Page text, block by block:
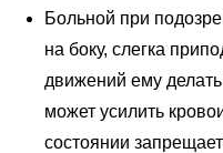
Больной при
на боку, слегка
движений ему делать
может усилить
состоянии